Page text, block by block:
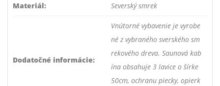
Materiál: Severský smrek
Dodatočné informácie:
Vnútorné vybavenie je vyrobe
né z vybraného sverského sm
rekového dreva. Saunová kab
ína obsahuje 3 lavice o šírke
50cm, ochranu piecky, opierk